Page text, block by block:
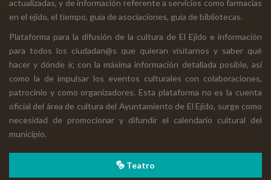
actualizadas, y de información referente a servicios como farmacias
en el ejido, el tiempo, guía de asociaciones, guía de bibliotecas.
Plataforma para la difusión de la cultura de El Ejido e información
para todos los ciudadan@s que quieran visitarnos y saber qué
hacer y dónde ir, con la máxima información detallada posible, así
como la de impulsar los eventos culturales con colaboraciones,
patrocinio y como organizadores. Esta plataforma no es la cuenta
oficial del área de cultura del Ayuntamiento de El Ejido, surge como
necesidad de promocionar y difundir el calendario cultural del
municipio.
Teatro